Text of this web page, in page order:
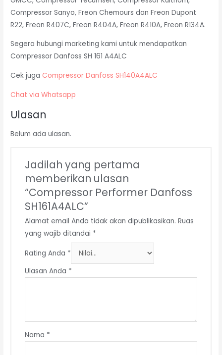
Compressor Sanyo, Freon Chemours dan Freon Dupont
R22, Freon R407C, Freon R404A, Freon R410A, Freon R134A.
Segera hubungi marketing kami untuk mendapatkan
Compressor Danfoss SH 161 A4ALC
Cek juga Compressor Danfoss SH140A4ALC
Chat via Whatsapp
Ulasan
Belum ada ulasan.
Jadilah yang pertama
memberikan ulasan
“Compressor Performer Danfoss
SH161A4ALC”
Alamat email Anda tidak akan dipublikasikan. Ruas
yang wajib ditandai *
Rating Anda *
Ulasan Anda *
Nama *